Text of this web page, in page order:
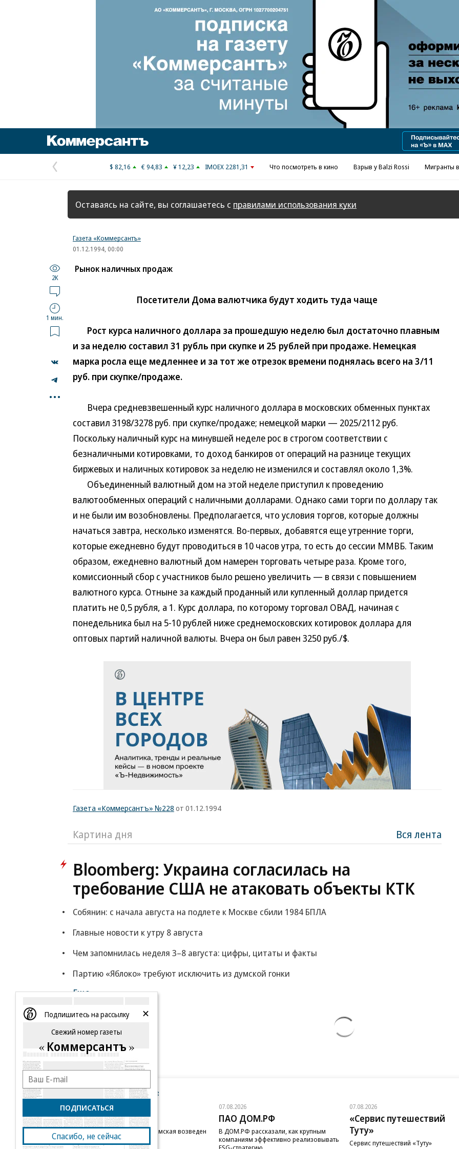
Предыдущая
страница
$ 82,16 € 94,83 ¥ 12,23 IMOEX 2281,31 Что посмотреть в кино Взрыв у Balzi Rossi Мигранты
Оставаясь на сайте, вы соглашаетесь с правилами использования куки
Газета «Коммерсантъ»
01.12.1994, 00:00
2K
1 мин.
...
Рынок наличных продаж
Посетители Дома валютчика будут ходить туда чаще
Рост курса наличного доллара за прошедшую неделю был достаточно плавным
и за неделю составил 31 рубль при скупке и 25 рублей при продаже. Немецкая
марка росла еще медленнее и за тот же отрезок времени поднялась всего на 3/11
руб. при скупке/продаже.
Вчера средневзвешенный курс наличного доллара в московских обменных пунктах
составил 3198/3278 руб. при скупке/продаже; немецкой марки — 2025/2112 руб.
Поскольку наличный курс на минувшей неделе рос в строгом соответствии с
безналичными котировками, то доход банкиров от операций на разнице текущих
биржевых и наличных котировок за неделю не изменился и составлял около 1,3%.
Объединенный валютный дом на этой неделе приступил к проведению
валютообменных операций с наличными долларами. Однако сами торги по доллару так
и не были им возобновлены. Предполагается, что условия торгов, которые должны
начаться завтра, несколько изменятся. Во-первых, добавятся еще утренние торги,
которые ежедневно будут проводиться в 10 часов утра, то есть до сессии ММВБ. Таким
образом, ежедневно валютный дом намерен торговать четыре раза. Кроме того,
комиссионный сбор с участников было решено увеличить — в связи с повышением
валютного курса. Отныне за каждый проданный или купленный доллар придется
платить не 0,5 рубля, а 1. Курс доллара, по которому торговал ОВАД, начиная с
понедельника был на 5-10 рублей ниже среднемосковских котировок доллара для
оптовых партий наличной валюты. Вчера он был равен 3250 руб./$.
Газета «Коммерсантъ» №228 от 01.12.1994
Картина дня Вся лента
Bloomberg: Украина согласилась на
требование США не атаковать объекты КТК
Собянин: с начала августа на подлете к Москве сбили 1984 БПЛА
Главные новости к утру 8 августа
Чем запомнилась неделя 3–8 августа: цифры, цитаты и факты
Партию «Яблоко» требуют исключить из думской гонки
Еще
Новости компаний Все
07.08.2026
STONE
Бизнес-центр STONE Римская возведен
в полную высоту
07.08.2026
ПАО ДОМ.РФ
В ДОМ.РФ рассказали, как крупным
компаниям эффективно реализовывать
07.08.2026
«Сервис путешествий
Туту»
Сервис путешествий «Туту»
Подпишитесь на рассылку
Свежий номер газеты
Коммерсантъ
ПОДПИСАТЬСЯ
Спасибо, не сейчас